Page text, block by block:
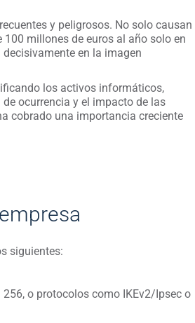
y peligrosos. No solo causan
millones de euros al año solo en
en la imagen
los activos informáticos,
ocurrencia y el impacto de las
cobrado una importancia creciente
siguientes:
o protocolos como IKEv2/Ipsec o